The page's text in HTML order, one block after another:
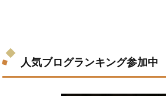
人気ブログランキング参加中